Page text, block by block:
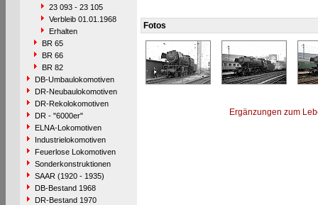
23 093 - 23 105
Verbleib 01.01.1968
Erhalten
BR 65
BR 66
BR 82
DB-Umbaulokomotiven
DR-Neubaulokomotiven
DR-Rekolokomotiven
DR - "6000er"
ELNA-Lokomotiven
Industrielokomotiven
Feuerlose Lokomotiven
Sonderkonstruktionen
SAAR (1920 - 1935)
DB-Bestand 1968
DR-Bestand 1970
Fotos
Ergänzungen zum